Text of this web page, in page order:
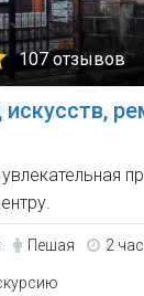
107 отзывов
Пешая 2